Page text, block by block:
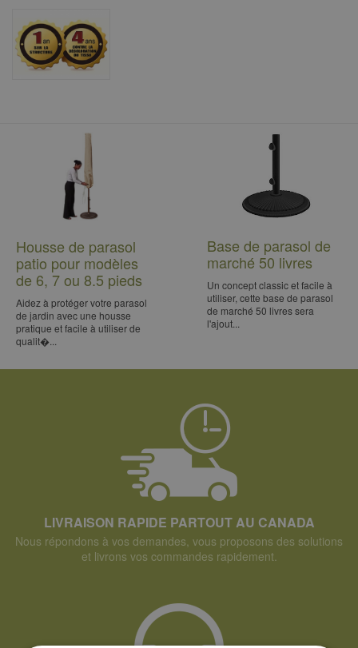
Housse de parasol
patio pour modèles
de 6, 7 ou 8.5 pieds
Aidez à protéger votre parasol
de jardin avec une housse
pratique et facile à utiliser de
qualit�...
Base de parasol de
marché 50 livres
Un concept classic et facile à
utiliser, cette base de parasol
de marché 50 livres sera
l'ajout...
LIVRAISON RAPIDE PARTOUT AU CANADA
Nous répondons à vos demandes, vous proposons des solutions
et livrons vos commandes rapidement.